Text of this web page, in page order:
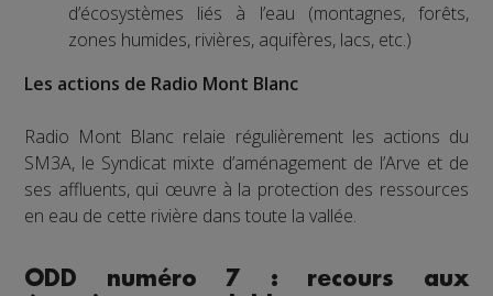
d’écosystèmes liés à l’eau (montagnes, forêts,
zones humides, rivières, aquifères, lacs, etc.)
Les actions de Radio Mont Blanc
Radio Mont Blanc relaie régulièrement les actions du
SM3A, le Syndicat mixte d’aménagement de l’Arve et de
ses affluents, qui œuvre à la protection des ressources
en eau de cette rivière dans toute la vallée.
ODD numéro 7 : recours aux